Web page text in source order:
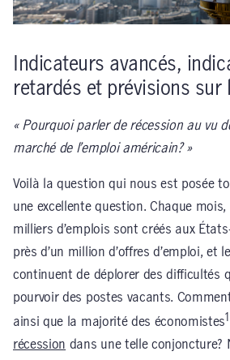
Indicateurs avancés,
retardés et prévisions sur
« Pourquoi parler de récession au vu
marché de l’emploi américain? »
Voilà la question qui nous est posée
une excellente question. Chaque
milliers d’emplois sont créés aux
près d’un million d’offres d’emploi, et
continuent de déplorer des difficultés
pourvoir des postes vacants.
ainsi que la majorité des économistes1
récession dans une telle conjoncture?